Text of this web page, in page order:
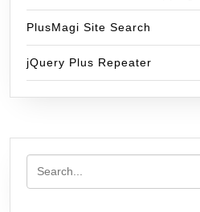
PlusMagi Site Search
jQuery Plus Repeater